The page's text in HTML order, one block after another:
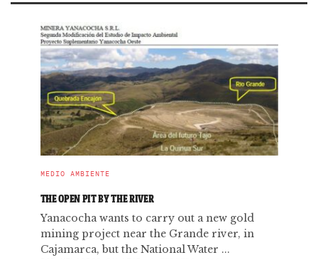
MEDIO AMBIENTE
THE OPEN PIT BY THE RIVER
Yanacocha wants to carry out a new gold
mining project near the Grande river, in
Cajamarca, but the National Water ...